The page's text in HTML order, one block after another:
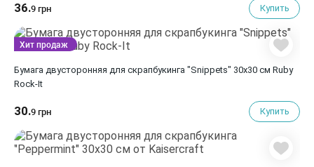
36.9 грн Купить
Бумага двусторонняя для скрапбукинга "Snippets" 30х30 см Ruby
Rock-It
30.9 грн Купить
Хит продаж